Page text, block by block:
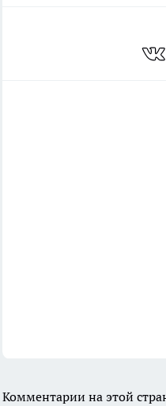
Комментарии на этой